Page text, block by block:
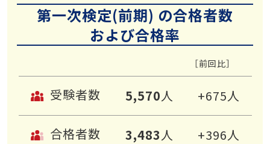
第一次検定(前期) の合格者数
および合格率
［前回比］
受験者数 5,570人 +675人
合格者数 3,483人 +396人